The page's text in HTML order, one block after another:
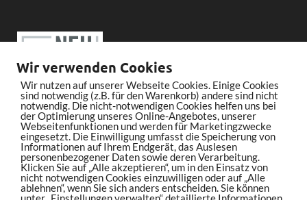
Wir verwenden Cookies
Wir nutzen auf unserer Webseite Cookies. Einige Cookies
sind notwendig (z.B. für den Warenkorb) andere sind nicht
notwendig. Die nicht-notwendigen Cookies helfen uns bei
der Optimierung unseres Online-Angebotes, unserer
Webseitenfunktionen und werden für Marketingzwecke
eingesetzt. Die Einwilligung umfasst die Speicherung von
Informationen auf Ihrem Endgerät, das Auslesen
personenbezogener Daten sowie deren Verarbeitung.
Klicken Sie auf „Alle akzeptieren“, um in den Einsatz von
nicht notwendigen Cookies einzuwilligen oder auf „Alle
ablehnen“, wenn Sie sich anders entscheiden. Sie können